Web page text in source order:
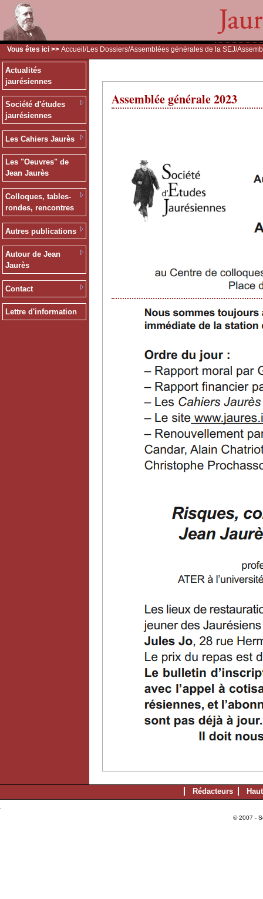
Vous êtes ici >> Accueil /Les Dossiers/Assemblées générales de la SEJ/
Actualités
jaurésiennes
Société d'études
jaurésiennes
Les Cahiers Jaurès
Les "Oeuvres" de
Jean Jaurès
Colloques, tables-
rondes, rencontres
Autres publications
Autour de Jean
Jaurès
Contact
Lettre d'information
Assemblée générale 2023
Rédacteurs
© 2007 -